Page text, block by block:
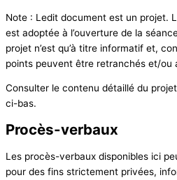
Note : Ledit document est un projet.
est adoptée à l’ouverture de la
projet n’est qu’à titre informatif et,
points peuvent être retranchés et/ou
Consulter le contenu détaillé du
ci-bas.
Procès-verbaux
Les procès-verbaux disponibles ici
pour des fins strictement privées,